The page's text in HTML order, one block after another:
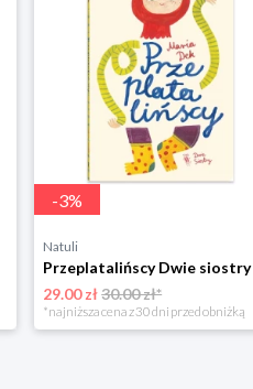
-3%
Natuli
Przeplatalińscy Dwie siostry
29.00 zł30.00 zł*
*najniższa cena z 30 dni przed obniżką